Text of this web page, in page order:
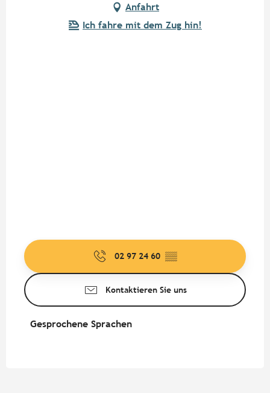
Anfahrt
Ich fahre mit dem Zug hin!
02 97 24 60 ▒▒
Kontaktieren Sie uns
Gesprochene Sprachen
Gesprochene Sprachen